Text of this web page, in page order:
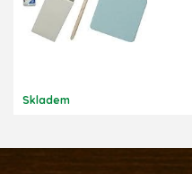
Skladem